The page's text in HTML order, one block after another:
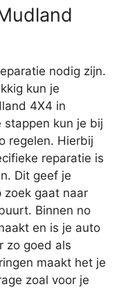
nodig zijn.
kun je
4X4 in
stappen kun je bij
regelen. Hierbij
reparatie is
Dit geef je
zoek gaat naar
Binnen no
en is je auto
zo goed als
maakt het je
zoal voor je